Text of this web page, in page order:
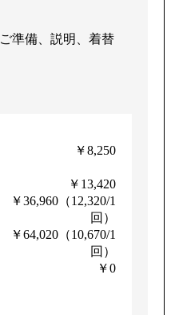
準備、説明、着替
￥8,250
￥13,420
￥36,960（12,320/1
回）
￥64,020（10,670/1
回）
￥0